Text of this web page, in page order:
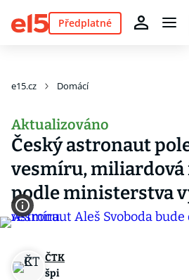
Předplatné
e15.cz Domácí
Aktualizováno
Český astronaut
vesmíru, miliardová
podle ministerstva
ČTK
špi